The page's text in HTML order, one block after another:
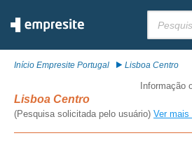
Início Empresite Portugal Lisboa Centro
Informação
Lisboa Centro
(Pesquisa solicitada pelo usuário) Ver mais